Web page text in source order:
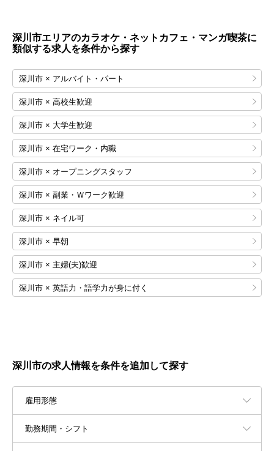
深川市エリアのカラオケ・ネットカフェ・マンガ喫茶に
類似する求人を条件から探す
深川市 × アルバイト・パート
深川市 × 高校生歓迎
深川市 × 大学生歓迎
深川市 × 在宅ワーク・内職
深川市 × オープニングスタッフ
深川市 × 副業・Ｗワーク歓迎
深川市 × ネイル可
深川市 × 早朝
深川市 × 主婦(夫)歓迎
深川市 × 英語力・語学力が身に付く
深川市の求人情報を条件を追加して探す
雇用形態
勤務期間・シフト